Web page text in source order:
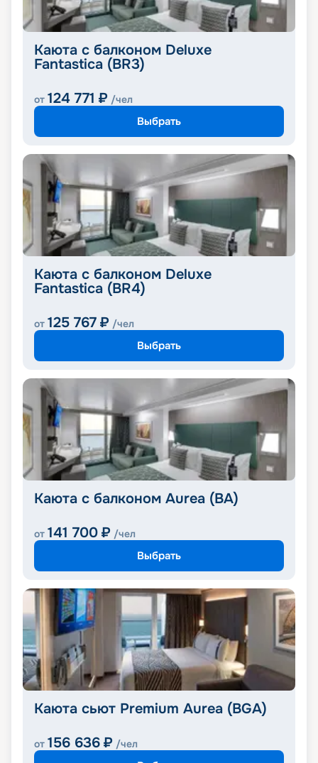
Каюта с балконом Deluxe
Fantastica (BR3)
от 124 771 ₽ /чел
Выбрать
Каюта с балконом Deluxe
Fantastica (BR4)
от 125 767 ₽ /чел
Выбрать
Каюта с балконом Aurea (BA)
от 141 700 ₽ /чел
Выбрать
Каюта сьют Premium Aurea (BGA)
от 156 636 ₽ /чел